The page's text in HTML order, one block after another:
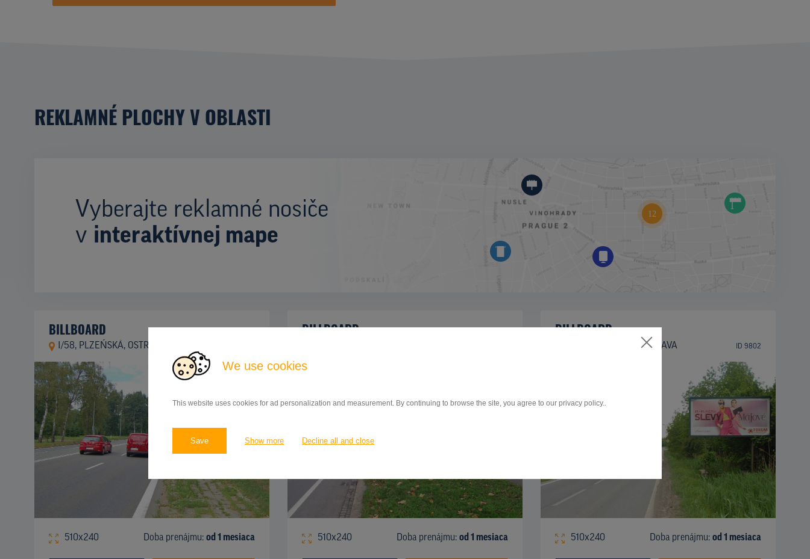
We use cookies
This website uses cookies for ad personalization and measurement. By continuing to browse the site, you agree to our privacy policy..
Save Show more Decline all and close
REKLAMNÉ PLOCHY V OBLASTI
Vyberajte reklamné nosiče
v interaktívnej mape
BILLBOARD
I/58, PLZEŃSKÁ, OSTRAVA
510x240 Doba prenájmu: od 1 mesiaca
BILLBOARD
510x240 Doba prenájmu: od 1 mesiaca
BILLBOARD
II/470, ORLOVSKÁ, OSTRAVA ID 9802
510x240 Doba prenájmu: od 1 mesiaca